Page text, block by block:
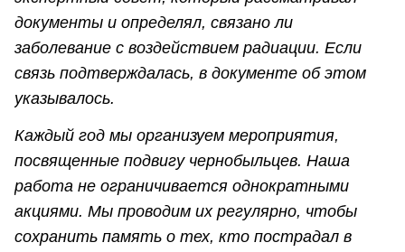
документы и определял, связано ли
заболевание с воздействием радиации. Если
связь подтверждалась, в документе об этом
указывалось.
Каждый год мы организуем мероприятия,
посвященные подвигу чернобыльцев. Наша
работа не ограничивается однократными
акциями. Мы проводим их регулярно, чтобы
сохранить память о тех, кто пострадал в